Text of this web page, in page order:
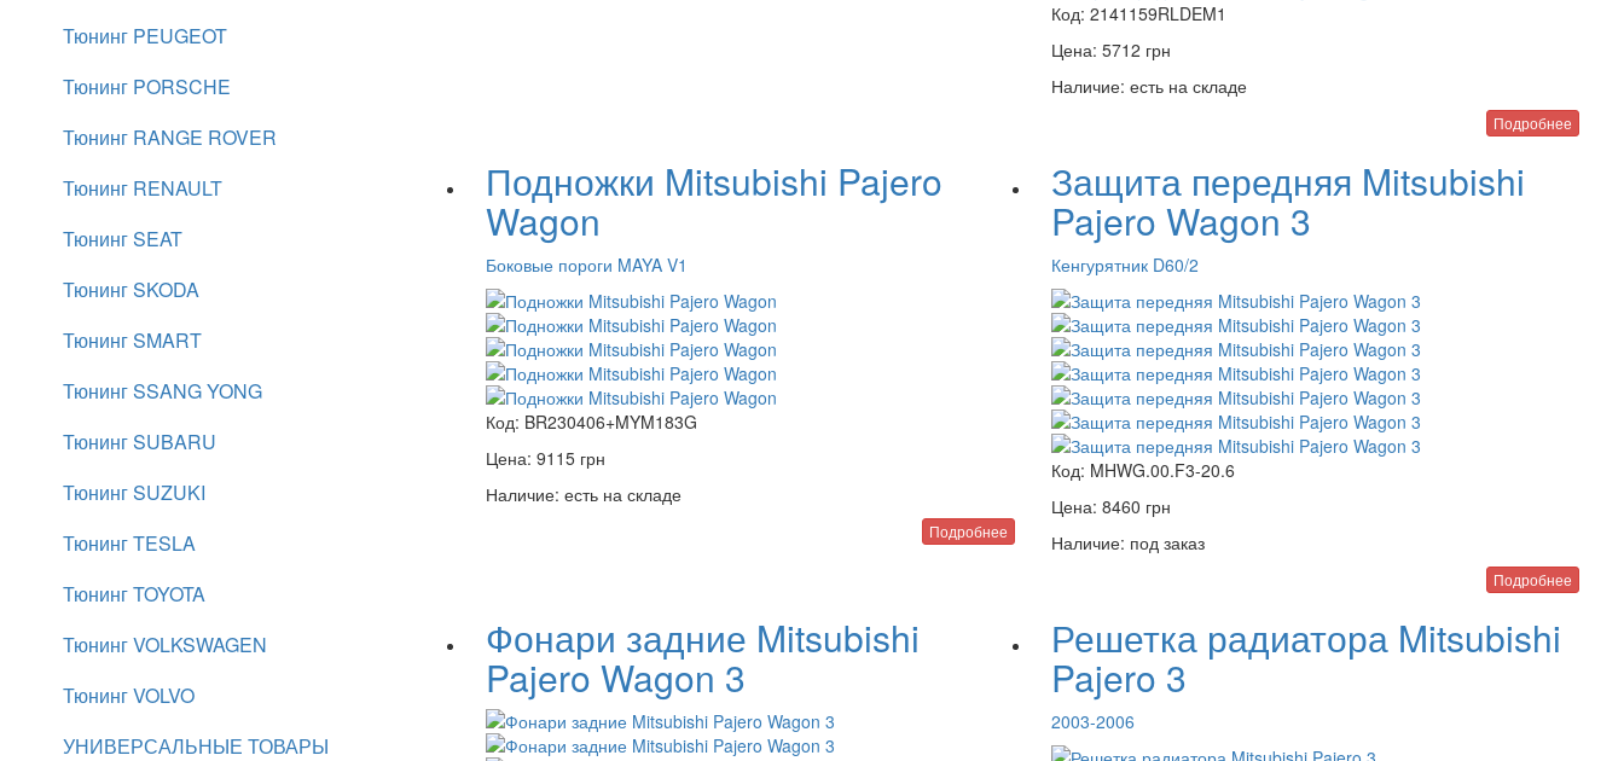
Тюнинг PEUGEOT
Тюнинг PORSCHE
Тюнинг RANGE ROVER
Тюнинг RENAULT
Тюнинг SEAT
Тюнинг SKODA
Тюнинг SMART
Тюнинг SSANG YONG
Тюнинг SUBARU
Тюнинг SUZUKI
Тюнинг TESLA
Тюнинг TOYOTA
Тюнинг VOLKSWAGEN
Тюнинг VOLVO
УНИВЕРСАЛЬНЫЕ ТОВАРЫ
Код: 2141159RLDEM1
Цена: 5712 грн
Наличие: есть на складе
Подробнее
Подножки Mitsubishi Pajero
Wagon
Боковые пороги MAYA V1
Код: BR230406+MYM183G
Цена: 9115 грн
Наличие: есть на складе
Подробнее
Защита передняя Mitsubishi
Pajero Wagon 3
Кенгурятник D60/2
Код: MHWG.00.F3-20.6
Цена: 8460 грн
Наличие: под заказ
Подробнее
Фонари задние Mitsubishi
Pajero Wagon 3
Решетка радиатора Mitsubishi
Pajero 3
2003-2006